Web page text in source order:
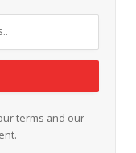
terms and our